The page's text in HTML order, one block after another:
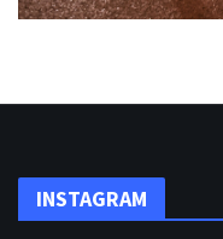
INSTAGRAM